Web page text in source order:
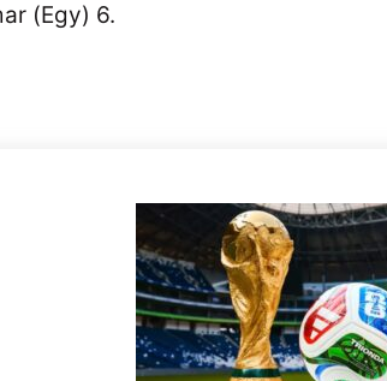
(Egy) 6.